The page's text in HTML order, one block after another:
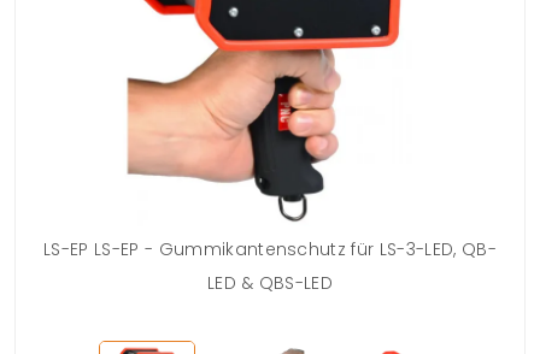
LS-EP LS-EP - Gummikantenschutz für LS-3-LED, QB-
LED & QBS-LED